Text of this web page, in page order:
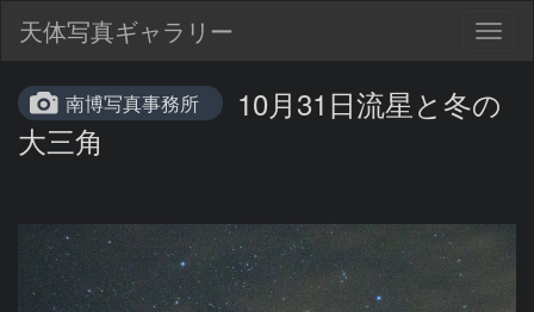
天体写真ギャラリー
南博写真事務所
10月31日流星と冬の
大三角